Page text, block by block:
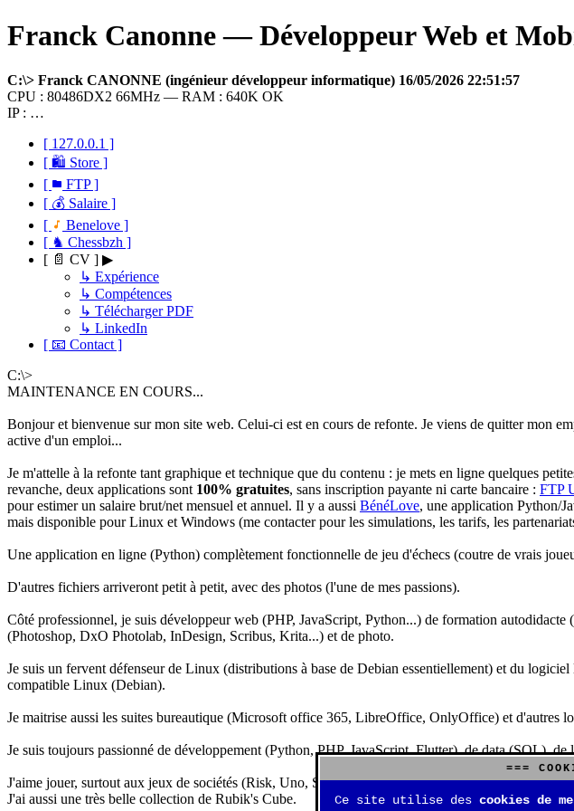
Franck Canonne — Développeur Web et
C:\> Franck CANONNE (ingénieur développeur informatique) 16/05/2026 22:51:57
CPU : 80486DX2 66MHz — RAM : 640K OK
IP : …
[ 127.0.0.1 ]
[ 🛍 Store ]
[
FTP ]
[ 💰 Salaire ]
[
Benelove ]
[ ♞ Chessbzh ]
[ 📄 CV ] ▶
↳ Expérience
↳ Compétences
↳ Télécharger PDF
↳ LinkedIn
[ 📧 Contact ]
C:\>
MAINTENANCE EN COURS...
Bonjour et bienvenue sur mon site web. Celui-ci est en cours de refonte. Je viens de quitter mon
active d'un emploi...
Je m'attelle à la refonte tant graphique et technique que du contenu : je mets en ligne quelques
revanche, deux applications sont 100% gratuites, sans inscription payante ni carte bancaire : FTP
pour estimer un salaire brut/net mensuel et annuel. Il y a aussi BénéLove, une application Python/
mais disponible pour Linux et Windows (me contacter pour les simulations, les tarifs, les
Une application en ligne (Python) complètement fonctionnelle de jeu d'échecs (coutre de vrais
D'autres fichiers arriveront petit à petit, avec des photos (l'une de mes passions).
Côté professionnel, je suis développeur web (PHP, JavaScript, Python...) de formation
(Photoshop, DxO Photolab, InDesign, Scribus, Krita...) et de photo.
Je suis un fervent défenseur de Linux (distributions à base de Debian essentiellement) et du
compatible Linux (Debian).
Je maitrise aussi les suites bureautique (Microsoft office 365, LibreOffice, OnlyOffice) et d'autres
Je suis toujours passionné de développement (Python, PHP, JavaScript, Flutter), de data (SQL),
J'aime jouer, surtout aux jeux de sociétés (Risk, Uno, Scrabble...), mais aussi aux jeux de
J'ai aussi une très belle collection de Rubik's Cube.
===
Ce site utilise des cookies de